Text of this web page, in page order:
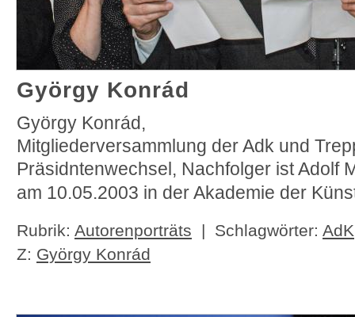
György Konrád
György Konrád,
Mitgliederversammlung der Adk und
Präsidntenwechsel, Nachfolger ist Adolf
am 10.05.2003 in der Akademie der
Rubrik: Autorenporträts | Schlagwörter: AdK
Z: György Konrád